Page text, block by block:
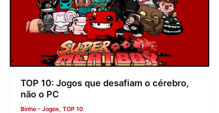
TOP 10: Jogos que desafiam o cérebro,
não o PC
Binho - Jogos, TOP 10